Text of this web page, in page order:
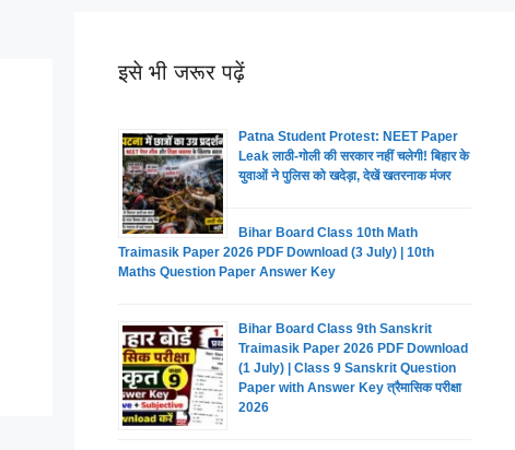
इसे भी जरूर पढ़ें
Patna Student Protest: NEET Paper
Leak लाठी-गोली की सरकार नहीं चलेगी! बिहार के
युवाओं ने पुलिस को खदेड़ा, देखें खतरनाक मंजर
Bihar Board Class 10th Math
Traimasik Paper 2026 PDF Download (3 July) | 10th
Maths Question Paper Answer Key
Bihar Board Class 9th Sanskrit
Traimasik Paper 2026 PDF Download
(1 July) | Class 9 Sanskrit Question
Paper with Answer Key त्रैमासिक परीक्षा
2026